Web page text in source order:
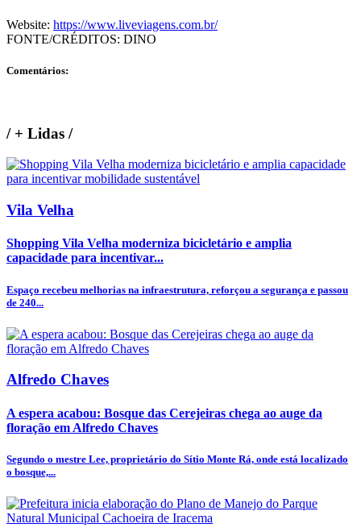
Website: https://www.liveviagens.com.br/
FONTE/CRÉDITOS: DINO
Comentários:
/+ Lidas /
Vila Velha
Shopping Vila Velha moderniza bicicletário e amplia
capacidade para incentivar...
Espaço recebeu melhorias na infraestrutura, reforçou a segurança e passou
de 240...
Alfredo Chaves
A espera acabou: Bosque das Cerejeiras chega ao auge da
floração em Alfredo Chaves
Segundo o mestre Lee, proprietário do Sítio Monte Rá, onde está localizado
o bosque,...